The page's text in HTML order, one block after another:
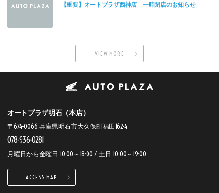
【重要】オートプラザ西神店 一時閉店のお知らせ
VIEW MORE
オートプラザ明石（本店）
〒674-0066 兵庫県明石市大久保町福田162-4
078-936-0281
月曜日から金曜日 10:00～18:00 / 土日 10:00～19:00
ACCESS MAP